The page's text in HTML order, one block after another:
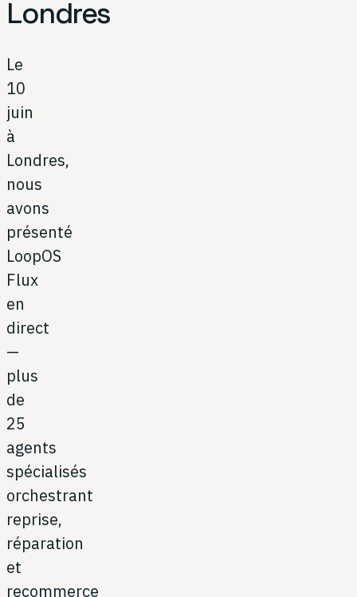
Londres
Le
10
juin
à
Londres,
nous
avons
présenté
LoopOS
Flux
en
direct
—
plus
de
25
agents
spécialisés
orchestrant
reprise,
réparation
et
recommerce